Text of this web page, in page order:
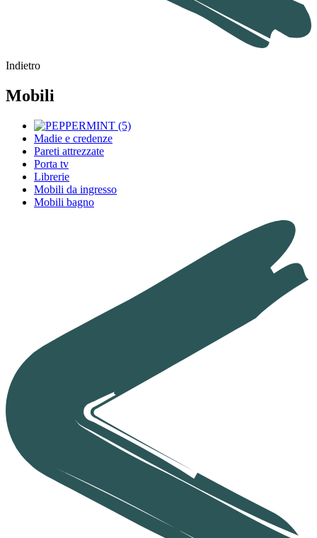
Indietro
Mobili
Madie e credenze
Pareti attrezzate
Porta tv
Librerie
Mobili da ingresso
Mobili bagno